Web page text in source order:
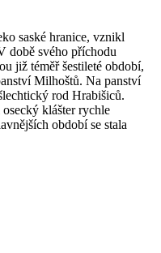
saské hranice, vznikl
době svého příchodu
již téměř šestileté období,
Milhoštů. Na panství
rod Hrabišiců.
klášter rychle
období se stala